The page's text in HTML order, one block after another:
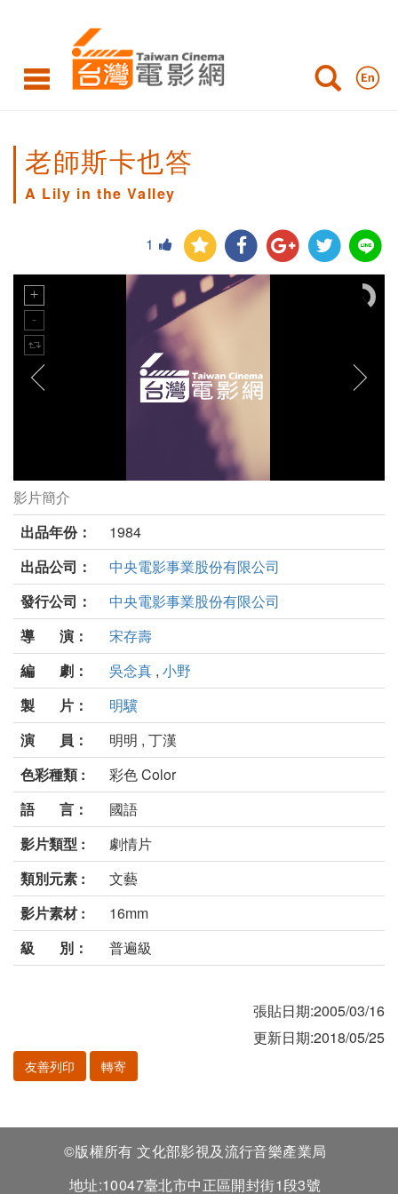
老師斯卡也答
A Lily in the Valley
1
老師斯卡也答劇照
影片簡介
出品年份：
1984
出品公司：
中央電影事業股份有限公司
發行公司：
中央電影事業股份有限公司
導 演：
宋存壽
編 劇：
吳念真 , 小野
製 片：
明驥
演 員：
明明 , 丁漢
色彩種類 :
彩色 Color
語 言：
國語
影片類型 :
劇情片
類別元素 :
文藝
影片素材 :
16mm
級 別：
普遍級
張貼日期:2005/03/16
更新日期:2018/05/25
友善列印 轉寄
©版權所有 文化部影視及流行音樂產業局
地址:10047臺北市中正區開封街1段3號